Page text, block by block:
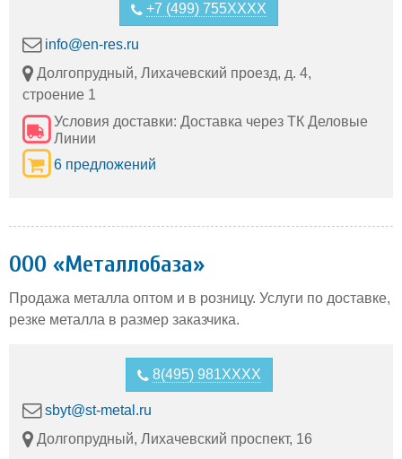
+7 (499) 755XXXX
info@en-res.ru
Долгопрудный, Лихачевский проезд, д. 4,
строение 1
Условия доставки: Доставка через ТК Деловые
Линии
6 предложений
ООО «Металлобаза»
Продажа металла оптом и в розницу. Услуги по доставке,
резке металла в размер заказчика.
8(495) 981XXXX
sbyt@st-metal.ru
Долгопрудный, Лихачевский проспект, 16